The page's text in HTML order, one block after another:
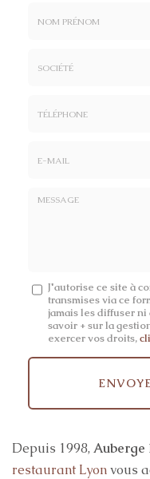
Message
J'autorise ce site à
transmises via ce
jamais les diffuser ni
savoir + sur la
exercer vos droits,
Acceptation
Depuis 1998, Auberge
restaurant Lyonvous